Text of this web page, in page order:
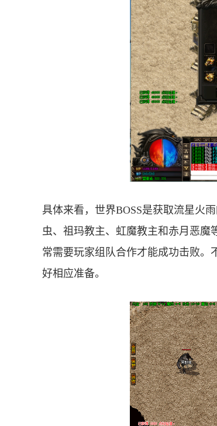
具体来看，世界BOSS是获取流星火
虫、祖玛教主、虹魔教主和赤月恶魔
常需要玩家组队合作才能成功击败。
好相应准备。